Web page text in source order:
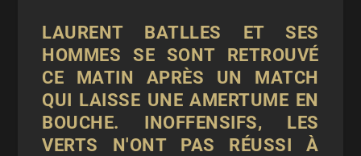
LAURENT BATLLES ET SES
HOMMES SE SONT RETROUVÉ
CE MATIN APRÈS UN MATCH
QUI LAISSE UNE AMERTUME EN
BOUCHE. INOFFENSIFS, LES
VERTS N'ONT PAS RÉUSSI À